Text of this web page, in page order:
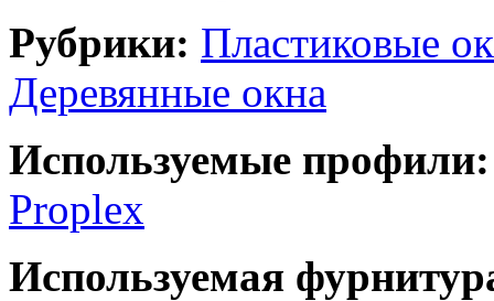
Рубрики: Пластиковые
Деревянные окна
Используемые профили:
Proplex
Используемая